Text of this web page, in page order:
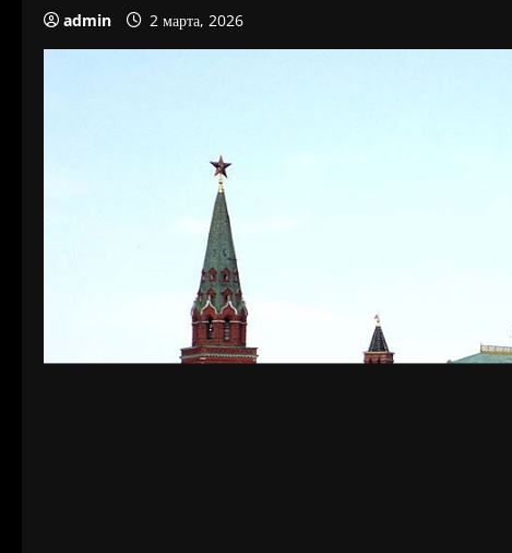
admin 2 марта, 2026